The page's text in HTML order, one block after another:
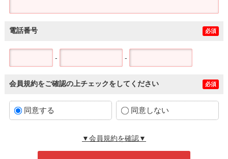
電話番号 必須
- -
会員規約をご確認の上チェックをしてください 必須
同意する 同意しない
▼会員規約を確認▼